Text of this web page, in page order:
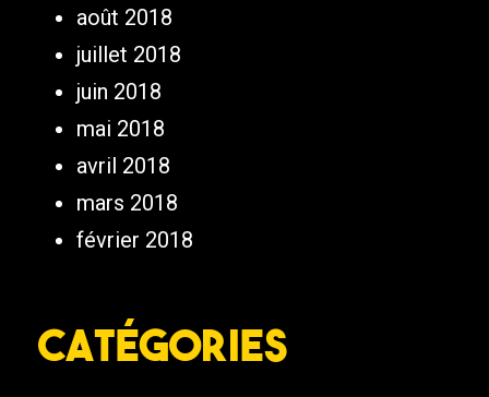
août 2018
juillet 2018
juin 2018
mai 2018
avril 2018
mars 2018
février 2018
Catégories